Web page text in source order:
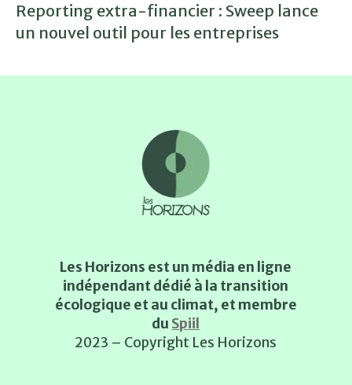
Reporting extra-financier : Sweep lance
un nouvel outil pour les entreprises
Les Horizons est un média en ligne
indépendant dédié à la transition
écologique et au climat, et membre
du Spiil
2023 – Copyright Les Horizons